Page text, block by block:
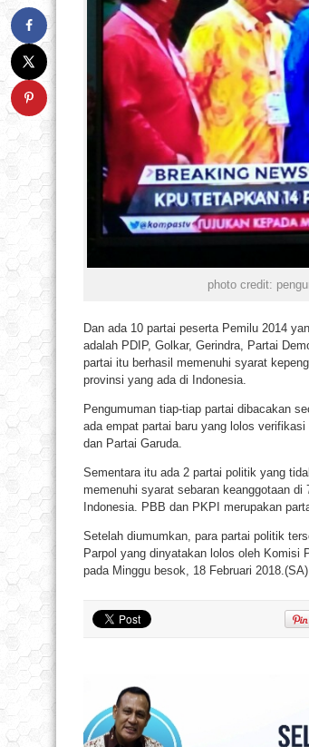
photo credit:
Dan ada 10 partai peserta Pemilu 2014
adalah PDIP, Golkar, Gerindra, Partai
partai itu berhasil memenuhi syarat
provinsi yang ada di Indonesia.
Pengumuman tiap-tiap partai dibacakan
ada empat partai baru yang lolos
dan Partai Garuda.
Sementara itu ada 2 partai politik yang
memenuhi syarat sebaran keanggotaan
Indonesia. PBB dan PKPI merupakan
Setelah diumumkan, para partai politik
Parpol yang dinyatakan lolos oleh Komisi
pada Minggu besok, 18 Februari 2018.(SA)